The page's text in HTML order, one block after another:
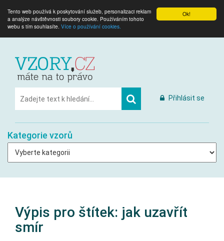
Ok!
Tento web používá k poskytování služeb, personalizaci reklam
a analýze návštěvnosti soubory cookie. Používáním tohoto
webu s tím souhlasíte. Více o používání cookies.
Přihlásit se
Kategorie vzorů
Výpis pro štítek: jak uzavřít
smír